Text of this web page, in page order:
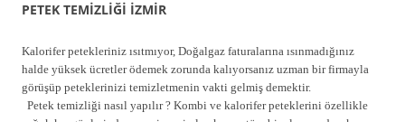
PETEK TEMİZLİĞİ İZMİR
Kalorifer petekleriniz ısıtmıyor, Doğalgaz faturalarına ısınmadığınız
halde yüksek ücretler ödemek zorunda kalıyorsanız uzman bir firmayla
görüşüp peteklerinizi temizletmenin vakti gelmiş demektir.
Petek temizliği nasıl yapılır ? Kombi ve kalorifer peteklerini özellikle